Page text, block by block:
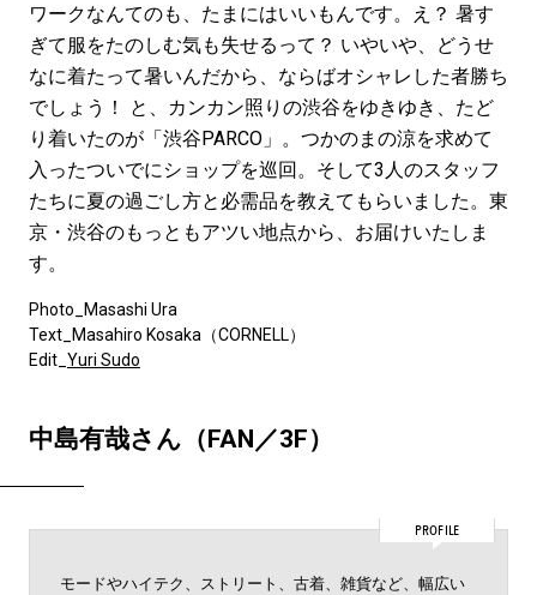
ワークなんてのも、たまにはいいもんです。え？ 暑す
ぎて服をたのしむ気も失せるって？ いやいや、どうせ
なに着たって暑いんだから、ならばオシャレした者勝ち
でしょう！ と、カンカン照りの渋谷をゆきゆき、たど
り着いたのが「渋谷PARCO」。つかのまの涼を求めて
入ったついでにショップを巡回。そして3人のスタッフ
たちに夏の過ごし方と必需品を教えてもらいました。東
京・渋谷のもっともアツい地点から、お届けいたしま
す。
Photo_Masashi Ura
Text_Masahiro Kosaka（CORNELL）
Edit_ Yuri Sudo
中島有哉さん（FAN／3F）
PROFILE
モードやハイテク、ストリート、古着、雑貨など、幅広い